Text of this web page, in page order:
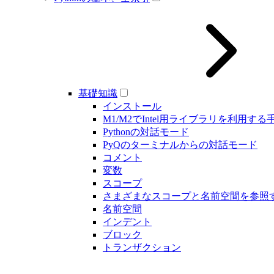
基礎知識
インストール
M1/M2でIntel用ライブラリを利用する
Pythonの対話モード
PyQのターミナルからの対話モード
コメント
変数
スコープ
さまざまなスコープと名前空間を参照
名前空間
インデント
ブロック
トランザクション